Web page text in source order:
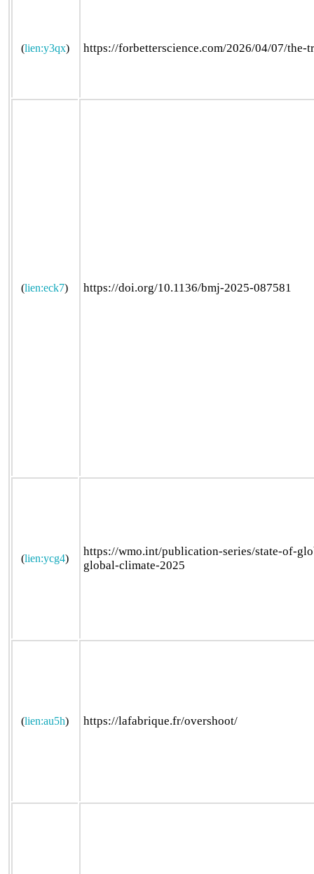
(lien:y3qx) https://forbetterscience.com/2026/04/07/the-
(lien:eck7) https://doi.org/10.1136/bmj-2025-087581
(lien:ycg4)
https://wmo.int/publication-series/state-of-
global-climate-2025
(lien:au5h) https://lafabrique.fr/overshoot/